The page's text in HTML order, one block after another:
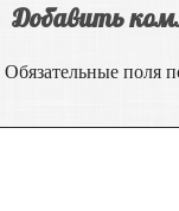
Добавить
Обязательные поля